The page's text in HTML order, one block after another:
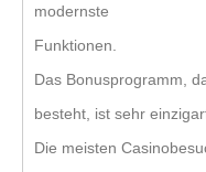
modernste
Funktionen.
Das Bonusprogramm,
besteht, ist sehr
Die meisten